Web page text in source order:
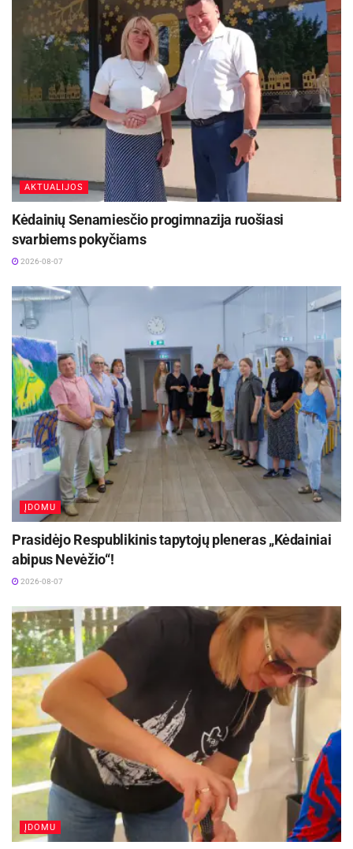
AKTUALIJOS
Kėdainių Senamiesčio progimnazija ruošiasi
svarbiems pokyčiams
2026-08-07
ĮDOMU
Prasidėjo Respublikinis tapytojų pleneras „Kėdainiai
abipus Nevėžio“!
2026-08-07
ĮDOMU